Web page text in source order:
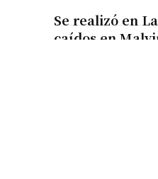
Se realizó en
caídos en